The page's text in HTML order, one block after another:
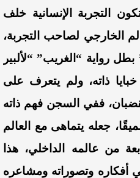
التجربة الإنسانية خلف
الخارجي لصاحب التجربة،
رواية “الغريب” “لألبير
ذاته، ولم يتعرف على
ففي السجن فهم ذاته
جعله يتماهى مع العالم
من عالمه الداخلي، هذا
أفكاره وتصوراته ومشاعره